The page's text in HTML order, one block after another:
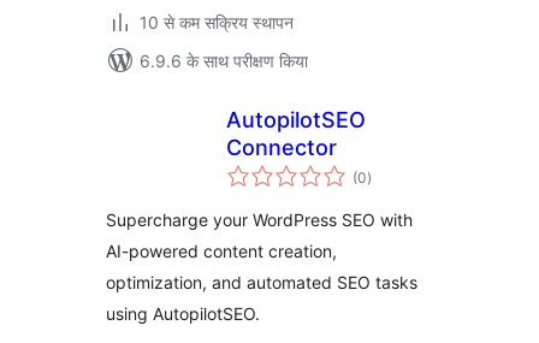
10 से कम सक्रिय स्थापन
6.9.6 के साथ परीक्षण किया
AutopilotSEO
Connector
(0कुल
दर)
Supercharge your WordPress SEO with
AI-powered content creation,
optimization, and automated SEO tasks
using AutopilotSEO.